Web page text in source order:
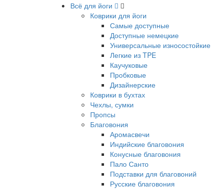
Всё для йоги
Коврики для йоги
Самые доступные
Доступные немецкие
Универсальные износостойкие
Легкие из TPE
Каучуковые
Пробковые
Дизайнерские
Коврики в бухтах
Чехлы, сумки
Пропсы
Благовония
Аромасвечи
Индийские благовония
Конусные благовония
Пало Санто
Подставки для благовоний
Русские благовония